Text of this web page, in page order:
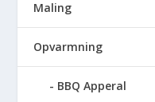
Maling
Opvarmning
BBQ Apperal